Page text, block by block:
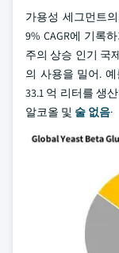
가용성 세그먼트
9% CAGR에 기록
주의 상승 인기 국
의 사용을 밀어.
33.1 억 리터를 생
알코올 및 술 없음·